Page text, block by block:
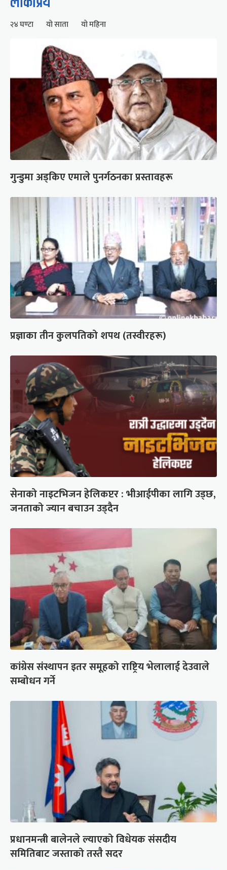
२४ घण्टा यो साता यो महिना
गुन्डुमा अड्किए एमाले पुनर्गठनका प्रस्तावहरू
प्रज्ञाका तीन कुलपतिको शपथ (तस्वीरहरू)
सेनाको नाइटभिजन हेलिकप्टर : भीआईपीका लागि उड्छ,
जनताको ज्यान बचाउन उड्दैन
कांग्रेस संस्थापन इतर समूहको राष्ट्रिय भेलालाई देउवाले
सम्बोधन गर्ने
प्रधानमन्त्री बालेनले ल्याएको विधेयक संसदीय
समितिबाट जस्ताको तस्तै सदर